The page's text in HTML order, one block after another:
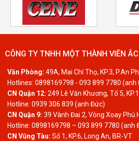
CÔNG TY TNHH MỘT THÀNH VIÊN
Văn Phòng: 49A, Mai Chí Thọ, KP.3, P.An
Hotlines: 0898169798 - 093 899 7780 (anh
CN Quận 12: 249 Lê Văn Khương, Tổ 5,
Hotline: 0939 306 839 (anh Đức)
CN Quận 9: 39 Vành Đai 2, Vòng Xoay Phú
Hotline: 0898169798 – 093 899 7780 (anh
CN Vũng Tàu: Số 1, KP.6, Long An, BR-VT